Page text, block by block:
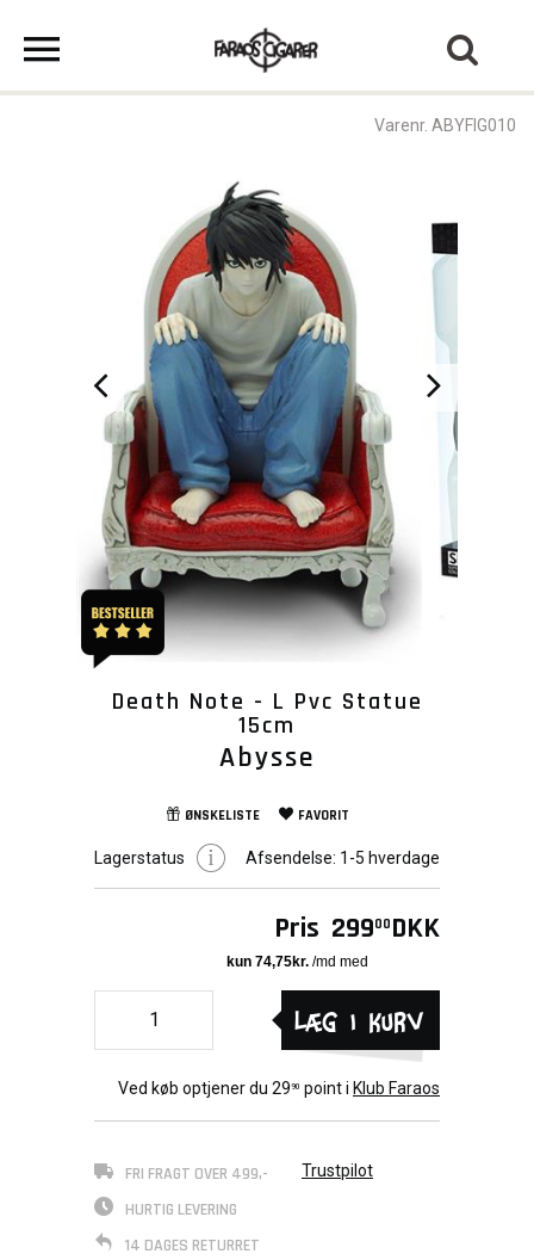
Varenr. ABYFIG010
Death Note - L Pvc Statue
15cm
Abysse
ØNSKELISTE FAVORIT
Lagerstatus Afsendelse: 1-5 hverdage
Pris 29900 DKK
Læg i kurv
Ved køb optjener du 2990 point i Klub Faraos
FRI FRAGT OVER 499,-
HURTIG LEVERING
14 DAGES RETURRET
Trustpilot